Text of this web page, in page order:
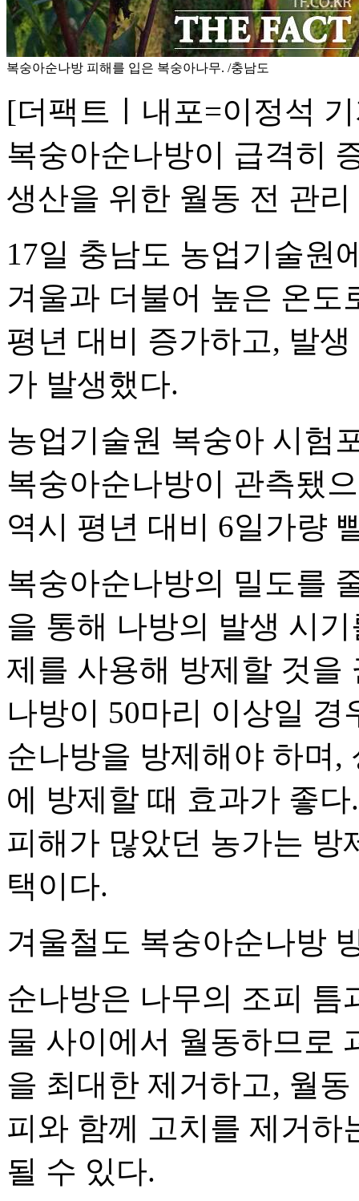
복숭아순나방 피해를 입은 복숭아나무. /충남도
[더팩트ㅣ내포=이정석
복숭아순나방이 급격히
생산을 위한 월동 전 관
17일 충남도 농업기술원
겨울과 더불어 높은 온도
평년 대비 증가하고, 발
가 발생했다.
농업기술원 복숭아 시험
복숭아순나방이 관측됐
역시 평년 대비 6일가량
복숭아순나방의 밀도를
을 통해 나방의 발생 시
제를 사용해 방제할 것을
나방이 50마리 이상일
순나방을 방제해야 하며,
에 방제할 때 효과가 좋
피해가 많았던 농가는 방
택이다.
겨울철도 복숭아순나방
순나방은 나무의 조피 틈
물 사이에서 월동하므로
을 최대한 제거하고, 월
피와 함께 고치를 제거하
될 수 있다.